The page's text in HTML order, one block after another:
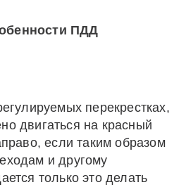
ПДД
перекрестках,
двигаться на красный
если таким образом
и другому
только это делать